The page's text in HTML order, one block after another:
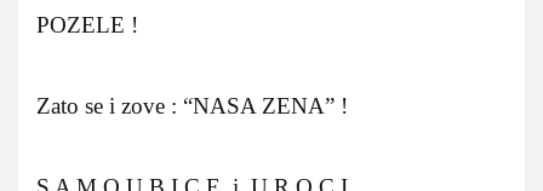
POZELE !
Zato se i zove : “NASA ZENA” !